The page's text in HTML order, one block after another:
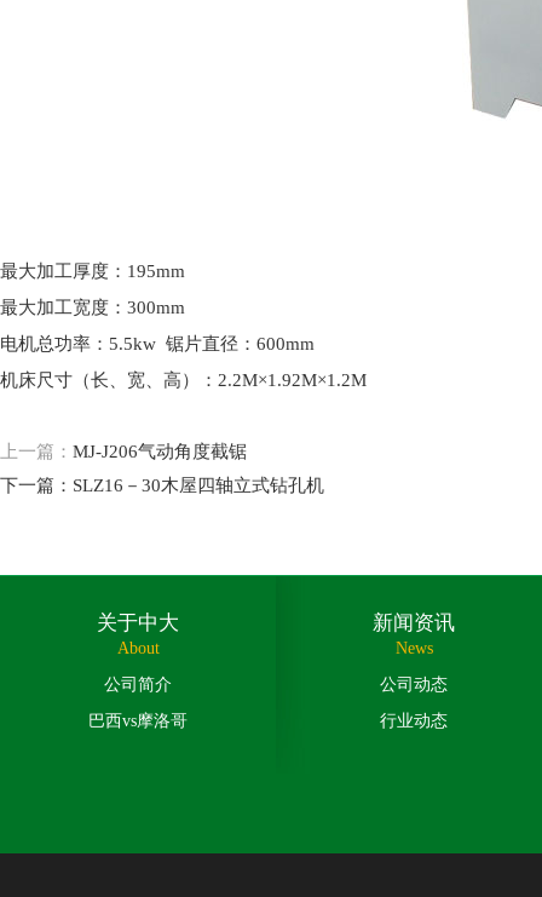
最大加工厚度：195mm
最大加工宽度：300mm
电机总功率：5.5kw 锯片直径：600mm
机床尺寸（长、宽、高）：2.2M×1.92M×1.2M
上一篇： MJ-J206气动角度截锯
下一篇： SLZ16－30木屋四轴立式钻孔机
关于中大
About
公司简介
巴西vs摩洛哥
新闻资讯
News
公司动态
行业动态